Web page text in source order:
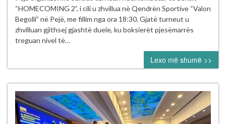
2”
u
mbajt
sukses
në
Pejë
“HOMECOMING 2”, i cili u zhvillua në Qendrën Sportive “Valon
Begolli” në Pejë, me fillim nga ora 18:30. Gjatë turneut u
zhvilluan gjithsej gjashtë duele, ku boksierët pjesëmarrës
treguan nivel të…
Lexo më shumë >>